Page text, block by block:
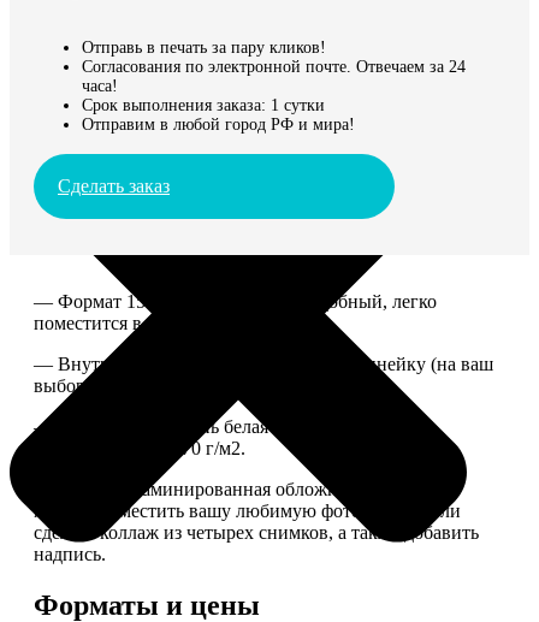
Отправь в печать за пару кликов!
Согласования по электронной почте. Отвечаем за 24
часа!
Срок выполнения заказа: 1 сутки
Отправим в любой город РФ и мира!
Сделать заказ
— Формат 15*20. Компактный и удобный, легко
поместится в сумку или рюкзак.
— Внутри 100 страниц в клетку или в линейку (на ваш
выбор), скрепленных сбоку скобой.
— Приятная на ощупь белая сатиновая бумага
плотностью 150-170 г/м2.
— Плотная ламинированная обложка. На обложке
можно разместить вашу любимую фотографию или
сделать коллаж из четырех снимков, а также добавить
надпись.
Форматы и цены